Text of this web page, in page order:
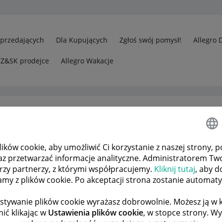
cookie, aby umożliwić Ci korzystanie z naszej strony,
przetwarzać informacje analityczne. Administratorem
partnerzy, z którymi współpracujemy. Kliknij tutaj, aby
z plików cookie. Po akceptacji strona zostanie
plików cookie wyrażasz dobrowolnie. Możesz ją w
klikając wUstawienia plików cookie, w stopce strony.
Dla Kupujących Zgłoś swój pomysł! Allegro
prodejce Allegro Wakacje
Odp.: Jak uzyskać kod EAN?
POPRZEDNIA NASTĘPNA